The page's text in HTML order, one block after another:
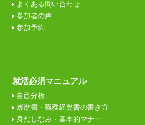
よくある問い合わせ
参加者の声
参加予約
就活必須マニュアル
自己分析
履歴書・職務経歴書の書き方
身だしなみ・基本的マナー